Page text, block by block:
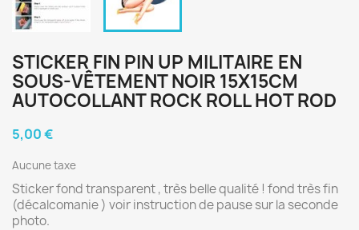
STICKER FIN PIN UP MILITAIRE EN
SOUS-VÊTEMENT NOIR 15X15CM
AUTOCOLLANT ROCK ROLL HOT ROD
5,00 €
Aucune taxe
Sticker fond transparent , très belle qualité ! fond très fin
(décalcomanie ) voir instruction de pause sur la seconde
photo.